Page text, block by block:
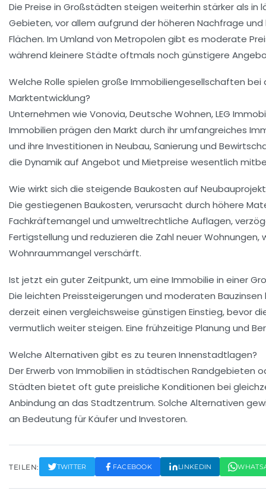
Die Preise in Großstädten steigen weiterhin stärker als in
Gebieten, vor allem aufgrund der höheren Nachfrage
Flächen. Im Umland von Metropolen gibt es moderate
während kleinere Städte oftmals noch günstigere
Welche Rolle spielen große Immobiliengesellschaften bei
Marktentwicklung?
Unternehmen wie Vonovia, Deutsche Wohnen, LEG
Immobilien prägen den Markt durch ihr umfangreiches
und ihre Investitionen in Neubau, Sanierung und
die Dynamik auf Angebot und Mietpreise wesentlich
Wie wirkt sich die steigende Baukosten auf
Die gestiegenen Baukosten, verursacht durch höhere
Fachkräftemangel und umweltrechtliche Auflagen,
Fertigstellung und reduzieren die Zahl neuer Wohnungen,
Wohnraummangel verschärft.
Ist jetzt ein guter Zeitpunkt, um eine Immobilie in einer
Die leichten Preissteigerungen und moderaten
derzeit einen vergleichsweise günstigen Einstieg, bevor
vermutlich weiter steigen. Eine frühzeitige Planung und
Welche Alternativen gibt es zu teuren Innenstadtlagen?
Der Erwerb von Immobilien in städtischen Randgebieten
Städten bietet oft gute preisliche Konditionen bei
Anbindung an das Stadtzentrum. Solche Alternativen
an Bedeutung für Käufer und Investoren.
TEILEN: TWITTER FACEBOOK LINKEDIN